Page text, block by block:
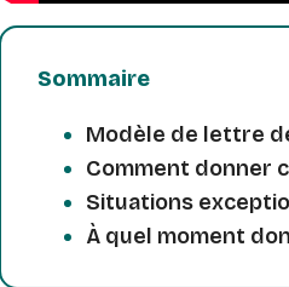
Sommaire
Modèle de lettre
Comment donner
Situations
À quel moment